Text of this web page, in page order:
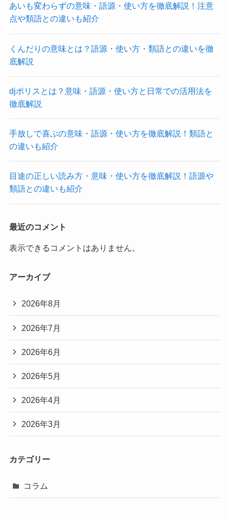
あいも変わらずの意味・語源・使い方を徹底解説！注意
点や類語との違いも紹介
くんだりの意味とは？語源・使い方・類語との違いを徹
底解説
djポリスとは？意味・語源・使い方と日常での活用法を
徹底解説
手放しで喜ぶの意味・語源・使い方を徹底解説！類語と
の違いも紹介
目途の正しい読み方・意味・使い方を徹底解説！語源や
類語との違いも紹介
最近のコメント
表示できるコメントはありません。
アーカイブ
2026年8月
2026年7月
2026年6月
2026年5月
2026年4月
2026年3月
カテゴリー
コラム